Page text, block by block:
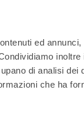
ed
di analisi dei
che ha